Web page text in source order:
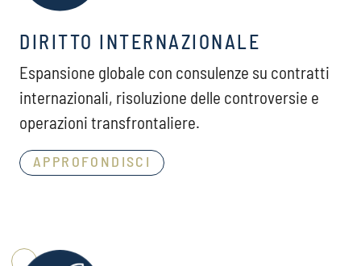
DIRITTO INTERNAZIONALE
Espansione globale con consulenze su contratti
internazionali, risoluzione delle controversie e
operazioni transfrontaliere.
APPROFONDISCI